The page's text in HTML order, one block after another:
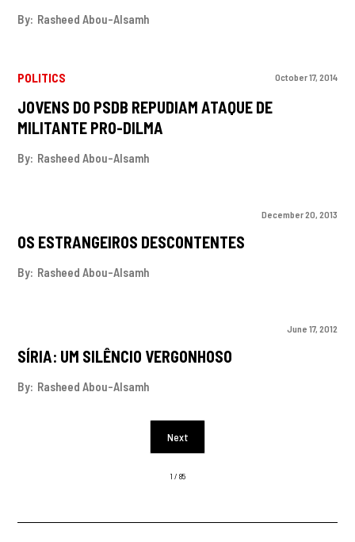
By: Rasheed Abou-Alsamh
POLITICS October 17, 2014
JOVENS DO PSDB REPUDIAM ATAQUE DE
MILITANTE PRO-DILMA
By: Rasheed Abou-Alsamh
December 20, 2013
OS ESTRANGEIROS DESCONTENTES
By: Rasheed Abou-Alsamh
June 17, 2012
SÍRIA: UM SILÊNCIO VERGONHOSO
By: Rasheed Abou-Alsamh
Next
1 / 85